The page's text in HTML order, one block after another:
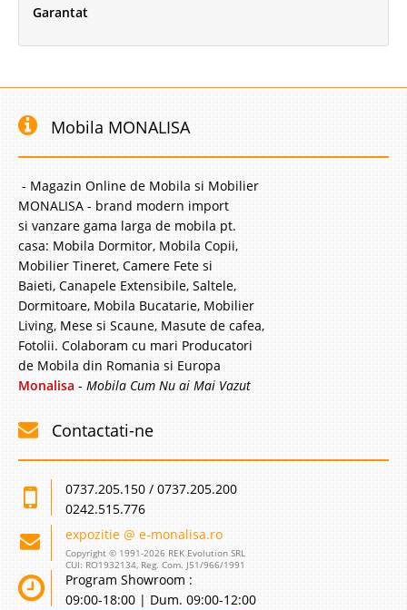
Garantat
Mobila MONALISA
- Magazin Online de Mobila si Mobilier
MONALISA - brand modern import
si vanzare gama larga de mobila pt.
casa: Mobila Dormitor, Mobila Copii,
Mobilier Tineret, Camere Fete si
Baieti, Canapele Extensibile, Saltele,
Dormitoare, Mobila Bucatarie, Mobilier
Living, Mese si Scaune, Masute de cafea,
Fotolii. Colaboram cu mari Producatori
de Mobila din Romania si Europa
Monalisa - Mobila Cum Nu ai Mai Vazut
Contactati-ne
0737.205.150 / 0737.205.200
0242.515.776
expozitie @ e-monalisa.ro
Copyright © 1991-2026 REK Evolution SRL
CUI: RO1932134, Reg. Com. J51/966/1991
Program Showroom :
09:00-18:00 | Dum. 09:00-12:00